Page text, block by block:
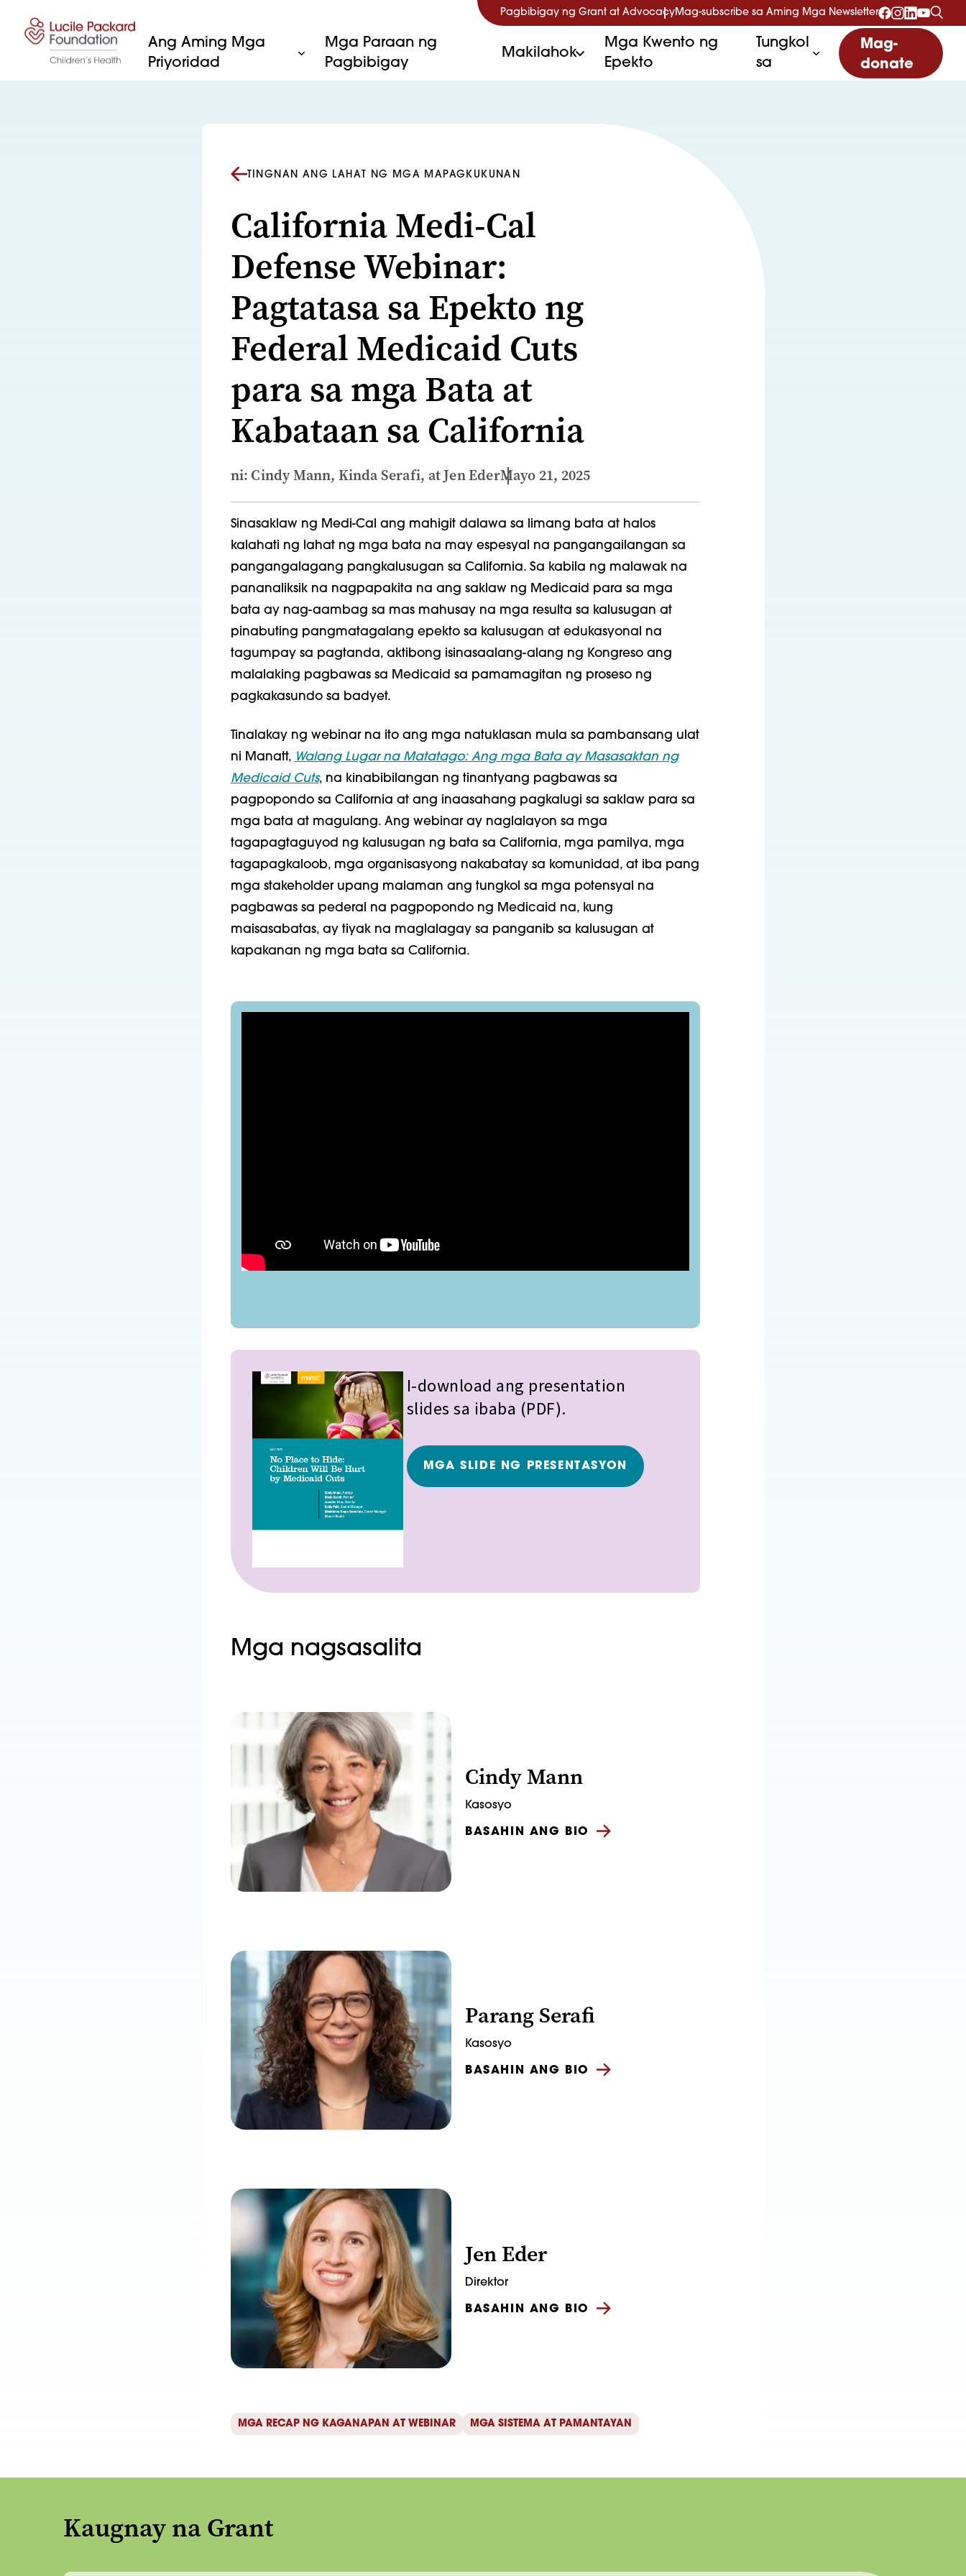
Pagbibigay ng Grant at AdvocacyMag-subscribe sa Aming Mga Newsletter
Ang Aming Mga
Priyoridad
Mga Paraan ng
Pagbibigay
Makilahok
Mga Kwento ng
Epekto
Tungkol
sa
Mag-
donate
TINGNAN ANG LAHAT NG MGA MAPAGKUKUNAN
California Medi-Cal
Defense Webinar:
Pagtatasa sa Epekto ng
Federal Medicaid Cuts
para sa mga Bata at
Kabataan sa California
ni: Cindy Mann, Kinda Serafi, at Jen EderMayo 21, 2025
Sinasaklaw ng Medi-Cal ang mahigit dalawa sa limang bata at halos
kalahati ng lahat ng mga bata na may espesyal na pangangailangan sa
pangangalagang pangkalusugan sa California. Sa kabila ng malawak na
pananaliksik na nagpapakita na ang saklaw ng Medicaid para sa mga
bata ay nag-aambag sa mas mahusay na mga resulta sa kalusugan at
pinabuting pangmatagalang epekto sa kalusugan at edukasyonal na
tagumpay sa pagtanda, aktibong isinasaalang-alang ng Kongreso ang
malalaking pagbawas sa Medicaid sa pamamagitan ng proseso ng
pagkakasundo sa badyet.
Tinalakay ng webinar na ito ang mga natuklasan mula sa pambansang ulat
ni Manatt, Walang Lugar na Matatago: Ang mga Bata ay Masasaktan ng
Medicaid Cuts, na kinabibilangan ng tinantyang pagbawas sa
pagpopondo sa California at ang inaasahang pagkalugi sa saklaw para sa
mga bata at magulang. Ang webinar ay naglalayon sa mga
tagapagtaguyod ng kalusugan ng bata sa California, mga pamilya, mga
tagapagkaloob, mga organisasyong nakabatay sa komunidad, at iba pang
mga stakeholder upang malaman ang tungkol sa mga potensyal na
pagbawas sa pederal na pagpopondo ng Medicaid na, kung
maisasabatas, ay tiyak na maglalagay sa panganib sa kalusugan at
kapakanan ng mga bata sa California.
I-download ang presentation
slides sa ibaba (PDF).
MGA SLIDE NG PRESENTASYON
Mga nagsasalita
Cindy Mann
Kasosyo
BASAHIN ANG BIO
Parang Serafi
Kasosyo
BASAHIN ANG BIO
Jen Eder
Direktor
BASAHIN ANG BIO
MGA RECAP NG KAGANAPAN AT WEBINAR MGA SISTEMA AT PAMANTAYAN
Kaugnay na Grant